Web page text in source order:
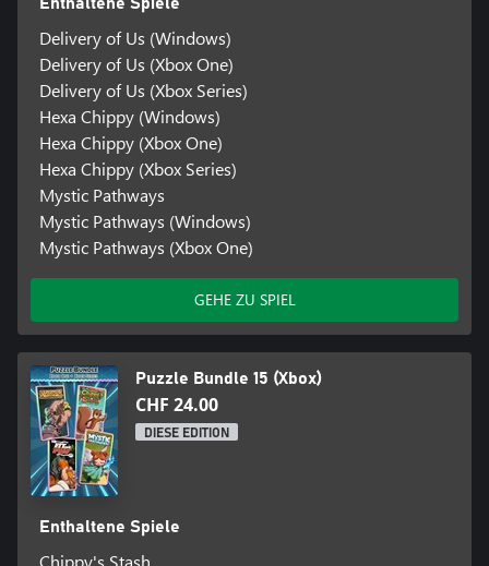
Delivery of Us (Windows)
Delivery of Us (Xbox One)
Delivery of Us (Xbox Series)
Hexa Chippy (Windows)
Hexa Chippy (Xbox One)
Hexa Chippy (Xbox Series)
Mystic Pathways
Mystic Pathways (Windows)
Mystic Pathways (Xbox One)
GEHE ZU SPIEL
Puzzle Bundle 15 (Xbox)
CHF 24.00
DIESE EDITION
Enthaltene Spiele
Chippy's Stash